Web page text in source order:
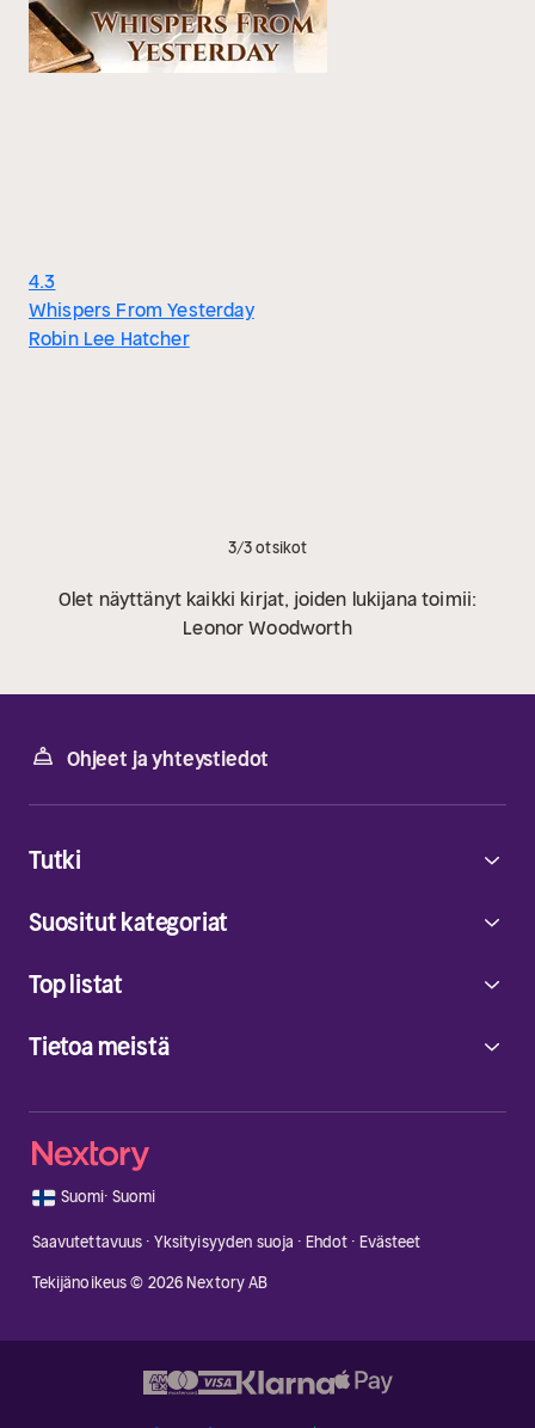
4.3
Whispers From Yesterday
Robin Lee Hatcher
3/3 otsikot
Olet näyttänyt kaikki kirjat, joiden lukijana toimii:
Leonor Woodworth
Ohjeet ja yhteystiedot
Tietoa meistä
Tutki
Suositut kategoriat
Top listat
🇫🇮 Suomi· Suomi
Saavutettavuus · Yksityisyyden suoja · Ehdot · Evästeet
Tekijänoikeus © 2026 Nextory AB